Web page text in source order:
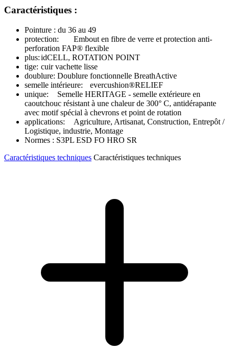
Caractéristiques :
Pointure : du 36 au 49
protection:
Embout en fibre de verre et protection anti-
perforation FAP® flexible
plus:idCELL, ROTATION POINT
tige: cuir vachette lisse
doublure: Doublure fonctionnelle BreathActive
semelle intérieure:
evercushion®RELIEF
unique:
Semelle HERITAGE - semelle extérieure en
caoutchouc résistant à une chaleur de 300° C, antidérapante
avec motif spécial à chevrons et point de rotation
applications:
Agriculture, Artisanat, Construction, Entrepôt /
Logistique, industrie, Montage
Normes : S3PL ESD FO HRO SR
Caractéristiques techniques Caractéristiques techniques